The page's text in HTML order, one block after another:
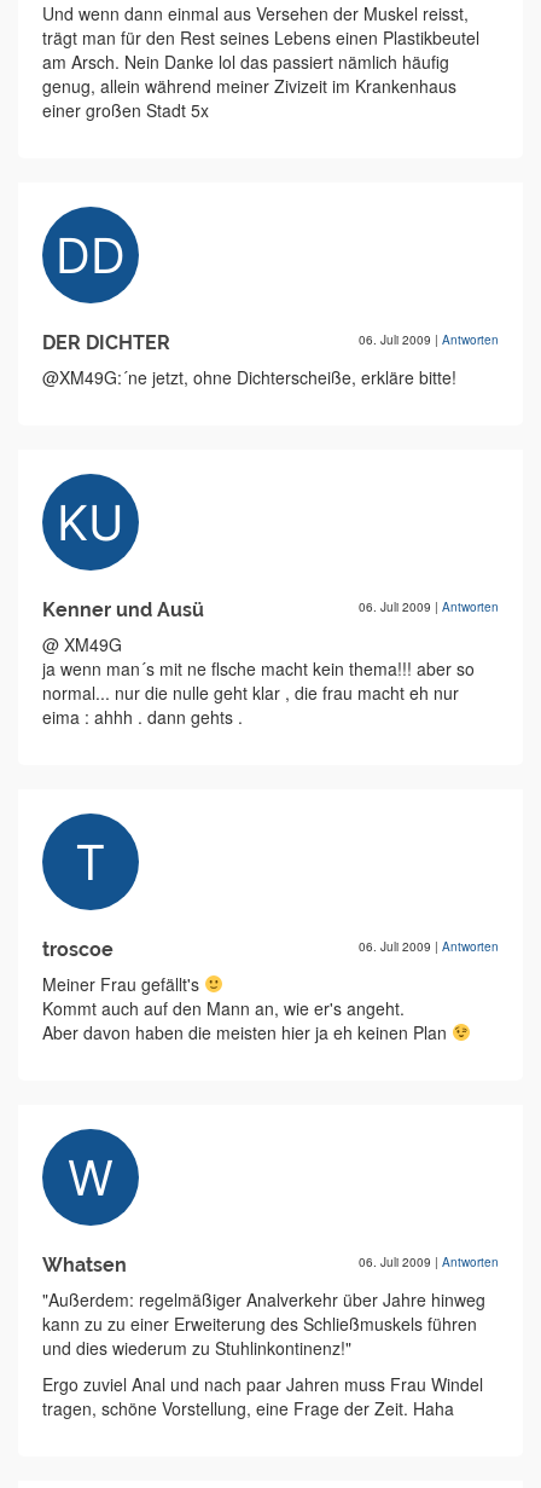
Und wenn dann einmal aus Versehen der Muskel reisst,
trägt man für den Rest seines Lebens einen Plastikbeutel
am Arsch. Nein Danke lol das passiert nämlich häufig
genug, allein während meiner Zivizeit im Krankenhaus
einer großen Stadt 5x
DER DICHTER 06. Juli 2009 | Antworten
@XM49G:´ne jetzt, ohne Dichterscheiße, erkläre bitte!
Kenner und Ausü 06. Juli 2009 | Antworten
@ XM49G
ja wenn man´s mit ne flsche macht kein thema!!! aber so
normal... nur die nulle geht klar , die frau macht eh nur
eima : ahhh . dann gehts .
troscoe 06. Juli 2009 | Antworten
Meiner Frau gefällt's
Kommt auch auf den Mann an, wie er's angeht.
Aber davon haben die meisten hier ja eh keinen Plan
Whatsen 06. Juli 2009 | Antworten
"Außerdem: regelmäßiger Analverkehr über Jahre hinweg
kann zu zu einer Erweiterung des Schließmuskels führen
und dies wiederum zu Stuhlinkontinenz!"
Ergo zuviel Anal und nach paar Jahren muss Frau Windel
tragen, schöne Vorstellung, eine Frage der Zeit. Haha